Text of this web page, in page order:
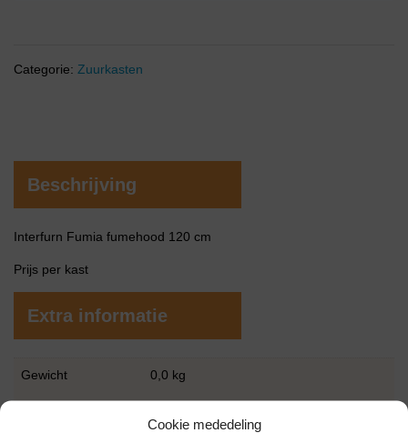
Cookie mededeling
Categorie: Zuurkasten
Beschrijving
Interfurn Fumia fumehood 120 cm
Prijs per kast
Extra informatie
Gewicht 0,0 kg